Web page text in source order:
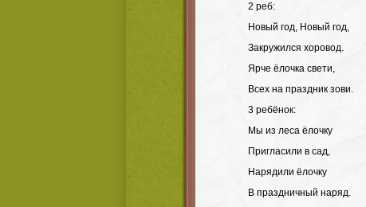
2 реб:
Новый год, Новый год,
Закружился хоровод.
Ярче ёлочка свети,
Всех на праздник зови.
3 ребёнок:
Мы из леса ёлочку
Пригласили в сад,
Нарядили ёлочку
В праздничный наряд.